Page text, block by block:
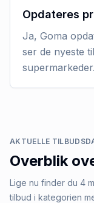
Opdateres
Ja, Goma
ser de nyeste
supermarkeder.
AKTUELLE
Overblik
Lige nu finder du 4
tilbud i kategorien